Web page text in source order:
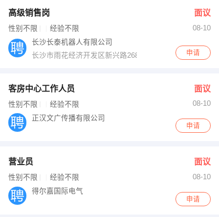
高级销售岗 面议
性别不限 经验不限
08-10
长沙长泰机器人有限公司
长沙市雨花经济开发区新兴路268号
申请
客房中心工作人员 面议
性别不限 经验不限
08-10
正汉文广传播有限公司
申请
营业员 面议
性别不限 经验不限
08-10
得尔嘉国际电气
申请